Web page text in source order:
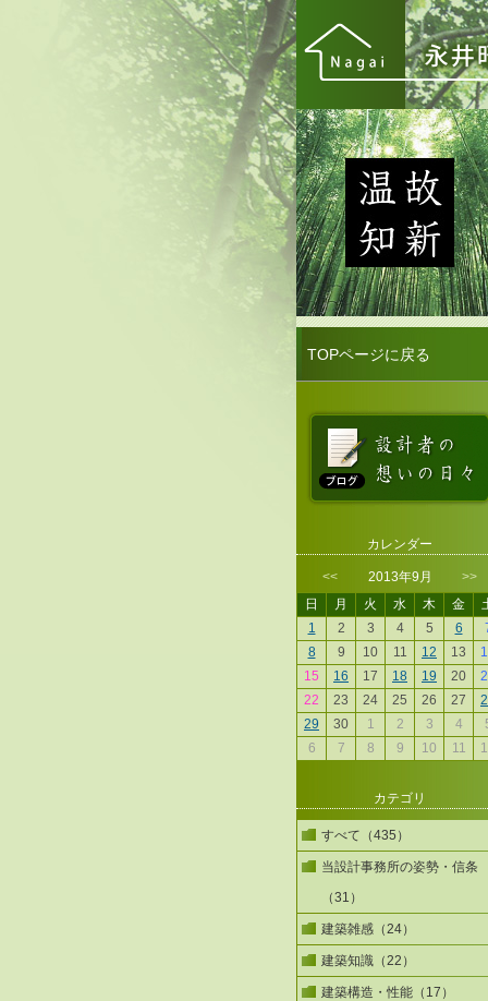
TOPページに戻る
カレンダー
<< 2013年9月
>>
日
月 火 水 木 金
1
2 3 4 5 6
8
9 10 11 12 13
15
16 17 18 19 20
22
23 24 25 26 27
29
30 1 2 3 4
6
7 8 9 10 11
カテゴリ
すべて（435）
当設計事務所の姿勢・信条
（31）
建築雑感（24）
建築知識（22）
建築構造・性能（17）